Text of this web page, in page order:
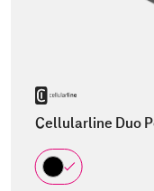
Cellularline Duo